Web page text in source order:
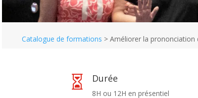
Catalogue de formations > Améliorer la
 Durée
8H ou 12H en présentiel